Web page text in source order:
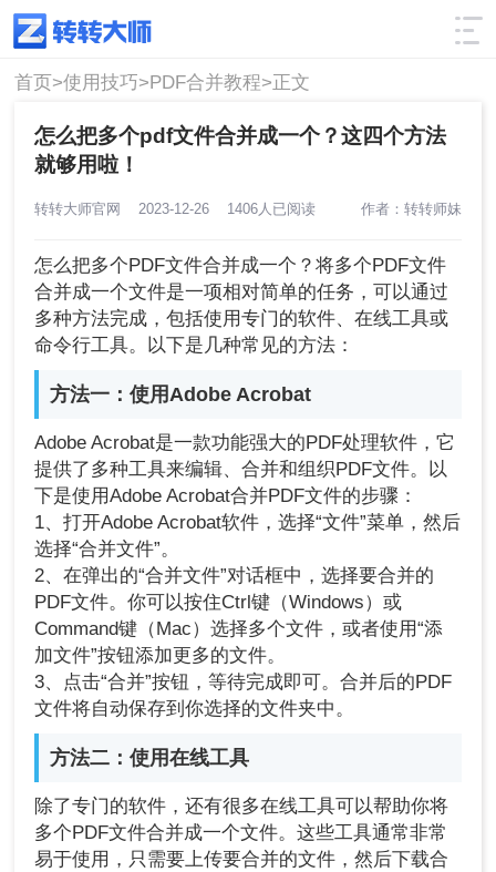
使用技巧 筛选
首页>使用技巧>PDF合并教程>正文
怎么把多个pdf文件合并成一个？这四个方法
就够用啦！
转转大师官网 2023-12-26 1406人已阅读 作者：转转师妹
怎么把多个PDF文件合并成一个？将多个PDF文件
合并成一个文件是一项相对简单的任务，可以通过
多种方法完成，包括使用专门的软件、在线工具或
命令行工具。以下是几种常见的方法：
方法一：使用Adobe Acrobat
Adobe Acrobat是一款功能强大的PDF处理软件，它
提供了多种工具来编辑、合并和组织PDF文件。以
下是使用Adobe Acrobat合并PDF文件的步骤：
1、打开Adobe Acrobat软件，选择“文件”菜单，然后
选择“合并文件”。
2、在弹出的“合并文件”对话框中，选择要合并的
PDF文件。你可以按住Ctrl键（Windows）或
Command键（Mac）选择多个文件，或者使用“添
加文件”按钮添加更多的文件。
3、点击“合并”按钮，等待完成即可。合并后的PDF
文件将自动保存到你选择的文件夹中。
方法二：使用在线工具
除了专门的软件，还有很多在线工具可以帮助你将
多个PDF文件合并成一个文件。这些工具通常非常
易于使用，只需要上传要合并的文件，然后下载合